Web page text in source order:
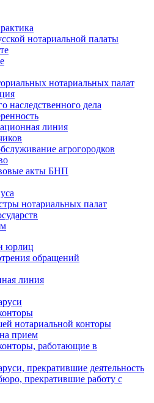
нотариальной палаты
нотариальных палат
наследственного дела
линия
агрогородков
акты БНП
нотариальных палат
юрлиц
обращений
линия
нотариальной конторы
прием
работающие в
прекратившие деятельность
прекратившие работу с